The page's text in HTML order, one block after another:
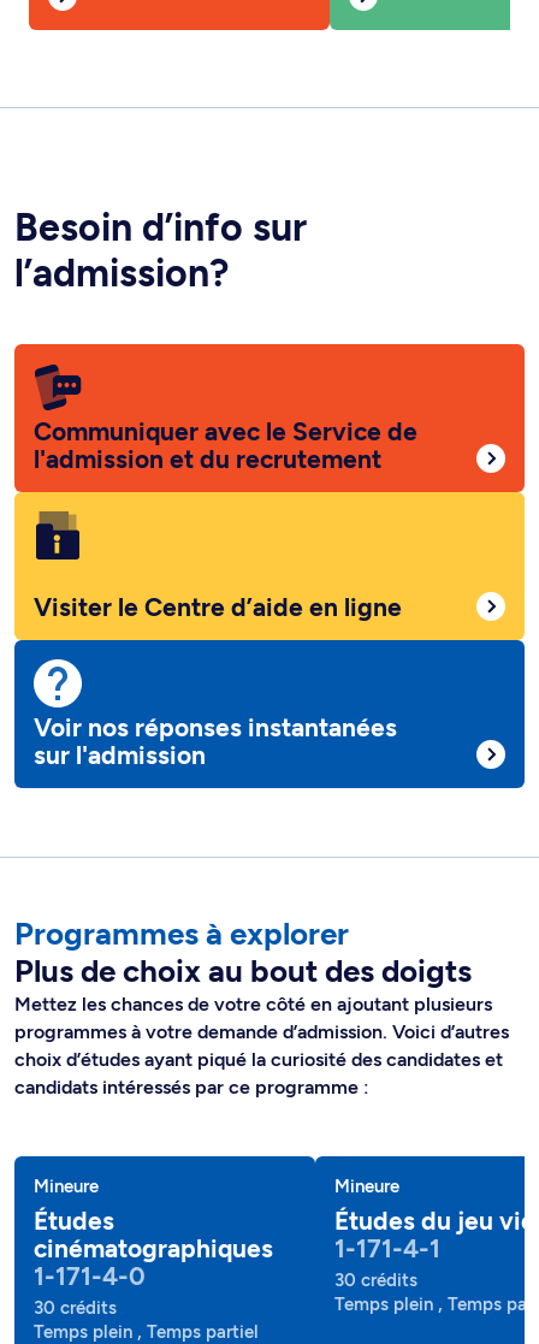
Besoin d’info sur
l’admission?
Communiquer avec le Service de
l'admission et du recrutement
Visiter le Centre d’aide en ligne
Voir nos réponses instantanées
sur l'admission
Programmes à explorer
Plus de choix au bout des doigts
Mettez les chances de votre côté en ajoutant plusieurs
programmes à votre demande d’admission. Voici d’autres
choix d’études ayant piqué la curiosité des candidates et
candidats intéressés par ce programme :
Mineure
Études
cinématographiques
1-171-4-0
30 crédits
Temps plein , Temps partiel
Mineure
Études du jeu
1-171-4-1
30 crédits
Temps plein , Temps